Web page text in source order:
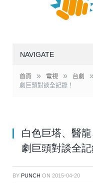
NAVIGATE
首頁 » 電視 » 台劇 »
劇巨頭對談全記錄！
白色巨塔、醫
劇巨頭對談全記
BY PUNCH ON 2015-04-20